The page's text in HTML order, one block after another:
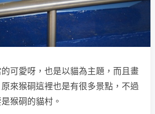
可愛呀，也是以貓為主題，而且畫
來猴硐這裡也是有很多景點，不過
猴硐的貓村。